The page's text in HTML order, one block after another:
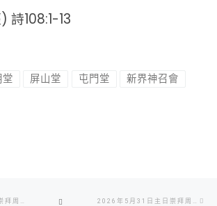
詩108:1-13
堂 屏山堂 屯門堂 新界神召會
2026年5月17日主日崇拜周刊 2026年5月31日主日崇拜周刊